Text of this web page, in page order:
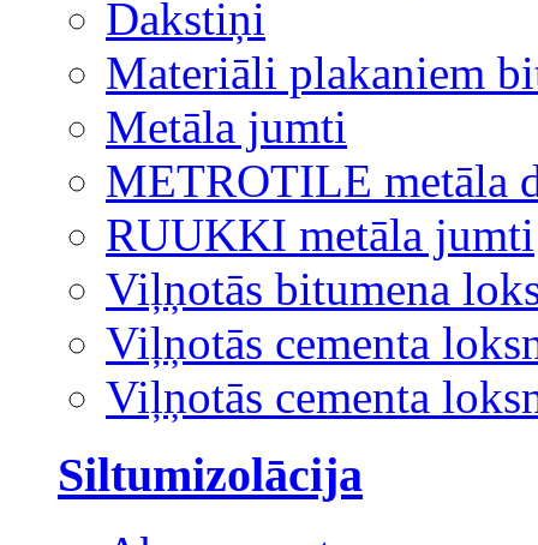
Dakstiņi
Materiāli plakaniem
Metāla jumti
METROTILE metāla
RUUKKI metāla jumti
Viļņotās bitumena
Viļņotās cementa
Viļņotās cementa
Siltumizolācija